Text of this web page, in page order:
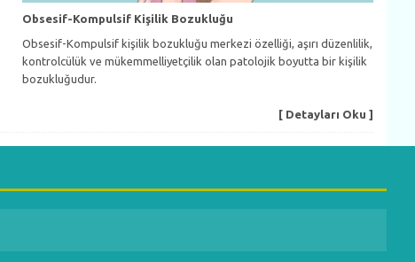
Obsesif-Kompulsif Kişilik Bozukluğu
Obsesif-Kompulsif kişilik bozukluğu merkezi özelliği, aşırı düzenlilik,
kontrolcülük ve mükemmelliyetçilik olan patolojik boyutta bir kişilik
bozukluğudur.
[ Detayları Oku ]